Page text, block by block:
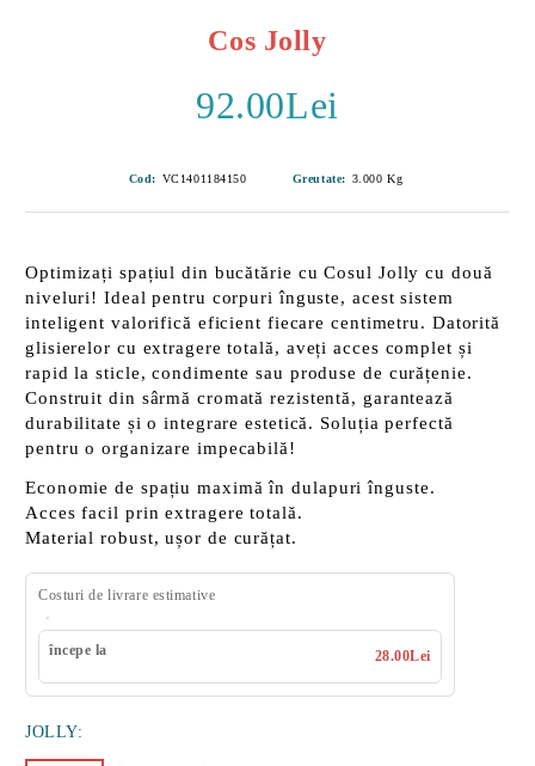
Cos Jolly
92.00Lei
Cod: VC1401184150 Greutate: 3.000 Kg
Optimizați spațiul din bucătărie cuCosul Jolly cu două
niveluri! Ideal pentru corpuri înguste, acest sistem
inteligent valorifică eficient fiecare centimetru. Datorită
glisierelor cu extragere totală, aveți acces complet și
rapid la sticle, condimente sau produse de curățenie.
Construit din sârmă cromată rezistentă, garantează
durabilitate și o integrare estetică. Soluția perfectă
pentru o organizare impecabilă!
Economie de spațiu maximă în dulapuri înguste.
Acces facil prin extragere totală.
Material robust, ușor de curățat.
Costuri de livrare estimative
începe la 28.00Lei
JOLLY: